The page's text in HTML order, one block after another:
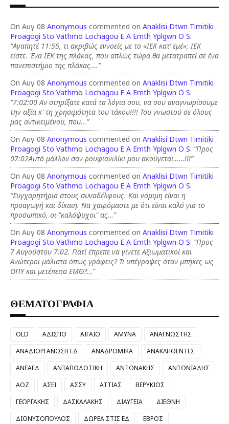
On Αυγ 08 Anonymous commented on Anaklisi Dtwn Timitiki
Proagogi Sto Vathmo Lochagou E A Emth Yplgwn O S:
“Αγαπητέ 11:55, τι ακριβώς εννοείς με το «ΙΕΚ κατ’ εμέ»; ΙΕΚ
είστε. Ένα ΙΕΚ της πλάκας, που απλώς τώρα θα μετατραπεί σε ένα
πανεπιστήμιο της πλάκας.…”
On Αυγ 08 Anonymous commented on Anaklisi Dtwn Timitiki
Proagogi Sto Vathmo Lochagou E A Emth Yplgwn O S:
“7:02:00 Αν στηρίξατε κατά τα λόγια σου, να σου αναγνωρίσουμε
την αξία κ' τη χρησιμότητα του τάκου!!!! Του γνωστού σε όλους
μας αντικειμένου, που…”
On Αυγ 08 Anonymous commented on Anaklisi Dtwn Timitiki
Proagogi Sto Vathmo Lochagou E A Emth Yplgwn O S: “Προς
07:02Αυτό μάλλον σαν ρουφιανιλίκι μου ακούγεται……!!!”
On Αυγ 08 Anonymous commented on Anaklisi Dtwn Timitiki
Proagogi Sto Vathmo Lochagou E A Emth Yplgwn O S:
“Συγχαρητήρια στους συναδέλφους. Και νόμιμη είναι η
προαγωγή και δίκαιη. Να χαιρόμαστε με ότι είναι καλό για το
προσωπικό, οι "καλόψυχοι" ας…”
On Αυγ 08 Anonymous commented on Anaklisi Dtwn Timitiki
Proagogi Sto Vathmo Lochagou E A Emth Yplgwn O S: “Προς
7 Αυγούστου 7:02. Γιατί έπρεπε να γίνετε Αξιωματικοί και
Ανώτεροι μάλιστα όπως γράφεις? Τι υπέγραψες όταν μπήκες ως
ΟΠΥ και μετέπειτα ΕΜΘ?…”
ΘΕΜΑΤΟΓΡΑΦΙΑ
OLD ΑΔΙΣΠΟ ΑΙΓΑΙΟ ΑΜΥΝΑ
ΑΝΑΓΝΩΣΤΗΣ
ΑΝΑΔΙΟΡΓΑΝΩΣΗ ΕΔ
ΑΝΑΔΡΟΜΙΚΑ
ΑΝΑΚΛΗΘΕΝΤΕΣ
ΑΝΕΑΕΔ
ΑΝΤΑΠΟΔΟΤΙΚΗ ΑΝΤΩΝΑΚΗΣ
ΑΝΤΩΝΙΑΔΗΣ
ΑΟΖ
ΑΣΕΙ ΑΣΣΥ ΑΤΤΙΑΣ
ΒΕΡΥΚΙΟΣ
ΓΕΩΡΓΑΚΗΣ
ΔΑΣΚΑΛΑΚΗΣ ΔΙΑΥΓΕΙΑ
ΔΙΕΘΝΗ
ΔΙΟΝΥΣΟΠΟΥΛΟΣ
ΔΩΡΕΑ ΣΤΙΣ ΕΔ
ΕΒΡΟΣ